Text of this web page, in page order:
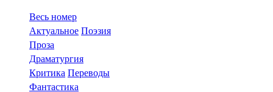
Весь номер
Актуальное Поэзия
Проза
Драматургия
Критика Переводы
Фантастика